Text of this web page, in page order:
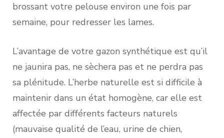
brossant votre pelouse environ une fois par
semaine, pour redresser les lames.
L’avantage de votre gazon synthétique est qu’il
ne jaunira pas, ne sèchera pas et ne perdra pas
sa plénitude. L’herbe naturelle est si difficile à
maintenir dans un état homogène, car elle est
affectée par différents facteurs naturels
(mauvaise qualité de l’eau, urine de chien,